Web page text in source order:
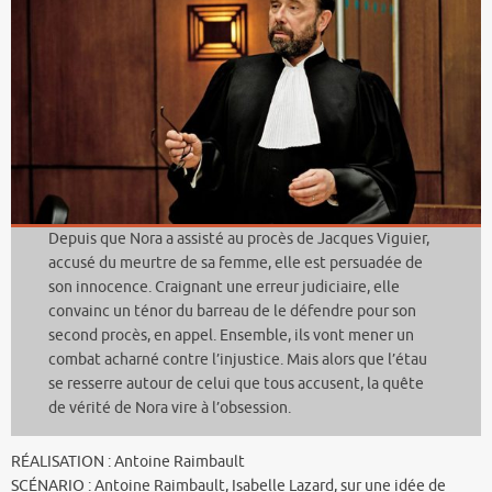
Depuis que Nora a assisté au procès de Jacques Viguier,
accusé du meurtre de sa femme, elle est persuadée de
son innocence. Craignant une erreur judiciaire, elle
convainc un ténor du barreau de le défendre pour son
second procès, en appel. Ensemble, ils vont mener un
combat acharné contre l’injustice. Mais alors que l’étau
se resserre autour de celui que tous accusent, la quête
de vérité de Nora vire à l’obsession.
RÉALISATION : Antoine Raimbault
SCÉNARIO : Antoine Raimbault, Isabelle Lazard, sur une idée de